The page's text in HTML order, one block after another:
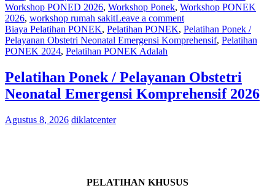
Workshop PONED 2026, Workshop Ponek, Workshop PONEK
2026, workshop rumah sakitLeave a comment
Biaya Pelatihan PONEK, Pelatihan PONEK, Pelatihan Ponek /
Pelayanan Obstetri Neonatal Emergensi Komprehensif, Pelatihan
PONEK 2024, Pelatihan PONEK Adalah
Pelatihan Ponek / Pelayanan Obstetri
Neonatal Emergensi Komprehensif 2026
Agustus 8, 2026 diklatcenter
PELATIHAN KHUSUS